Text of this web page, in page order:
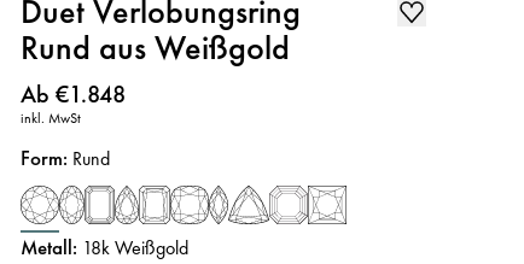
Duet Verlobungsring
Rund aus Weißgold
Preis:
Ab €1.848
inkl. MwSt
Form: Rund
Metall: 18k Weißgold